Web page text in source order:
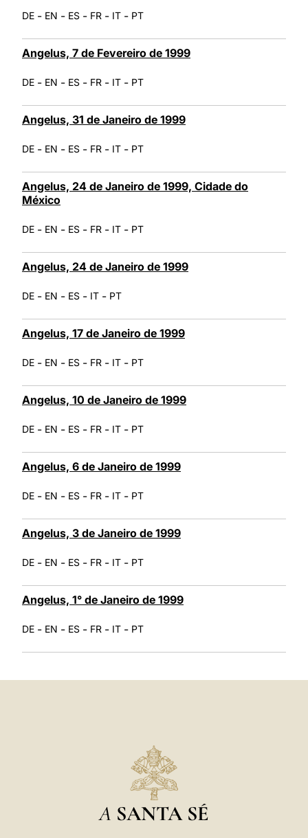
DE - EN - ES - FR - IT - PT
Angelus, 7 de Fevereiro de 1999
DE - EN - ES - FR - IT - PT
Angelus, 31 de Janeiro de 1999
DE - EN - ES - FR - IT - PT
Angelus, 24 de Janeiro de 1999, Cidade do
México
DE - EN - ES - FR - IT - PT
Angelus, 24 de Janeiro de 1999
DE - EN - ES - IT - PT
Angelus, 17 de Janeiro de 1999
DE - EN - ES - FR - IT - PT
Angelus, 10 de Janeiro de 1999
DE - EN - ES - FR - IT - PT
Angelus, 6 de Janeiro de 1999
DE - EN - ES - FR - IT - PT
Angelus, 3 de Janeiro de 1999
DE - EN - ES - FR - IT - PT
Angelus, 1° de Janeiro de 1999
DE - EN - ES - FR - IT - PT
A SANTA SÉ